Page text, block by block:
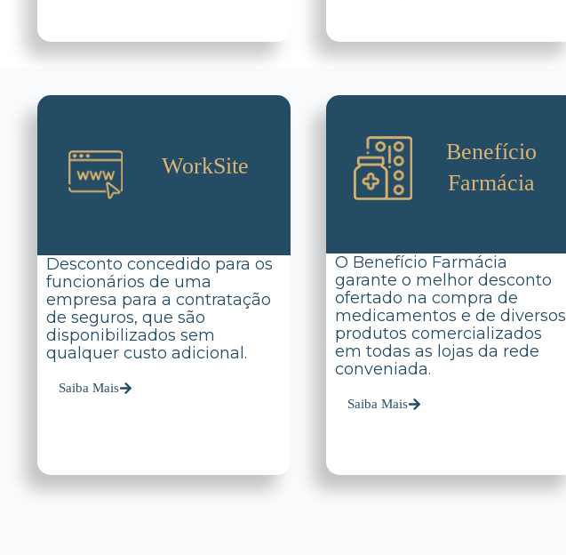
WorkSite
Desconto concedido para os
funcionários de uma
empresa para a contratação
de seguros, que são
disponibilizados sem
qualquer custo adicional.
Saiba Mais
Benefício
Farmácia
O Benefício Farmácia
garante o melhor desconto
ofertado na compra de
medicamentos e de diversos
produtos comercializados
em todas as lojas da rede
conveniada.
Saiba Mais